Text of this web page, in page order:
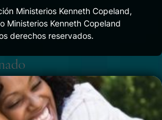
Ministerios Kenneth Copeland,
Ministerios Kenneth Copeland
derechos reservados.